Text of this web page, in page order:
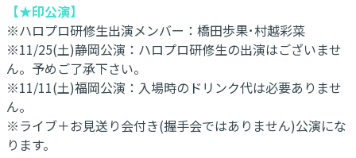
【★印公演】
​※ハロプロ研修生出演メンバー：橋田歩果･村越彩菜
※11/25(土)静岡公演：ハロプロ研修生の出演はございませ
ん。予めご了承下さい。
※11/11(土)福岡公演：入場時のドリンク代は必要ありませ
ん。
※ライブ＋お見送り会付き(握手会ではありません)公演にな
ります。